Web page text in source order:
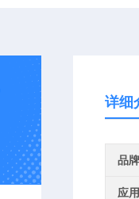
详细
品牌
应